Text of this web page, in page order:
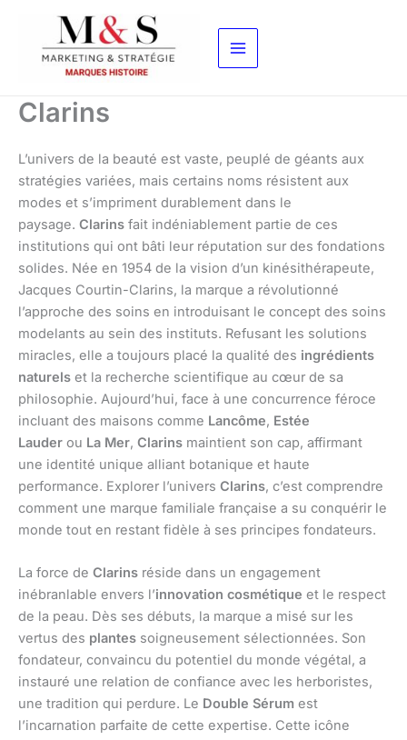
contenu
Clarins
L’univers de la beauté est vaste, peuplé de géants aux
stratégies variées, mais certains noms résistent aux
modes et s’impriment durablement dans le
paysage. Clarins fait indéniablement partie de ces
institutions qui ont bâti leur réputation sur des fondations
solides. Née en 1954 de la vision d’un kinésithérapeute,
Jacques Courtin-Clarins, la marque a révolutionné
l’approche des soins en introduisant le concept des soins
modelants au sein des instituts. Refusant les solutions
miracles, elle a toujours placé la qualité des ingrédients
naturels et la recherche scientifique au cœur de sa
philosophie. Aujourd’hui, face à une concurrence féroce
incluant des maisons comme Lancôme, Estée
Lauder ou La Mer, Clarins maintient son cap, affirmant
une identité unique alliant botanique et haute
performance. Explorer l’univers Clarins, c’est comprendre
comment une marque familiale française a su conquérir le
monde tout en restant fidèle à ses principes fondateurs.
La force de Clarins réside dans un engagement
inébranlable envers l’innovation cosmétique et le respect
de la peau. Dès ses débuts, la marque a misé sur les
vertus des plantes soigneusement sélectionnées. Son
fondateur, convaincu du potentiel du monde végétal, a
instauré une relation de confiance avec les herboristes,
une tradition qui perdure. Le Double Sérum est
l’incarnation parfaite de cette expertise. Cette icône